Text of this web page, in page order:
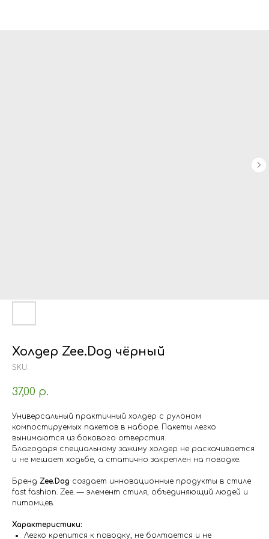
Холдер Zee.Dog чёрный
SKU:
37,00 р.
Универсальный практичный холдер c рулоном
компостируемых пакетов в наборе. Пакеты легко
вынимаются из бокового отверстия.
Благодаря специальному зажиму холдер не раскачивается
и не мешает ходьбе, а статично закреплен на поводке.
Бренд Zee.Dog создает инновационные продукты в стиле
fast fashion. Zee. — элемент стиля, объединяющий людей и
питомцев.
Характеристики:
Легко крепится к поводку, не болтается и не